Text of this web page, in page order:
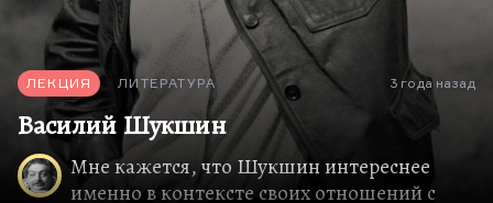
ЛЕКЦИЯ ЛИТЕРАТУРА 3 года назад
Василий Шукшин
Мне кажется, что Шукшин интереснее
именно в контексте своих отношений с